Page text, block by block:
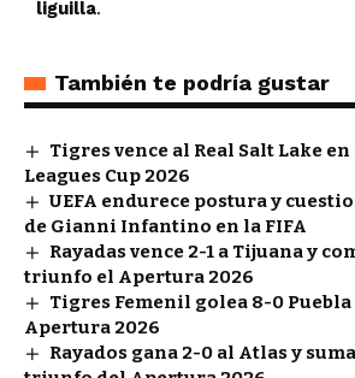
liguilla.
También te podría gustar
Tigres vence al Real Salt Lake
Leagues Cup 2026
UEFA endurece postura y
de Gianni Infantino en la FIFA
Rayadas vence 2-1 a Tijuana y
triunfo el Apertura 2026
Tigres Femenil golea 8-0 Puebla
Apertura 2026
Rayados gana 2-0 al Atlas y